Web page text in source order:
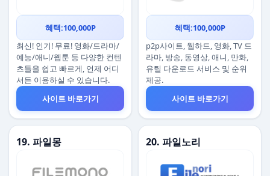
혜택:100,000P
최신! 인기! 무료! 영화/드라마/
예능/애니/웹툰 등 다양한 컨텐
츠들을 쉽고 빠르게, 언제 어디
서든 이용하실 수 있습니다.
사이트 바로가기
혜택:100,000P
p2p사이트, 웹하드, 영화, TV 드
라마, 방송, 동영상, 애니, 만화,
유틸 다운로드 서비스 및 순위
제공.
사이트 바로가기
19. 파일몽 20. 파일노리